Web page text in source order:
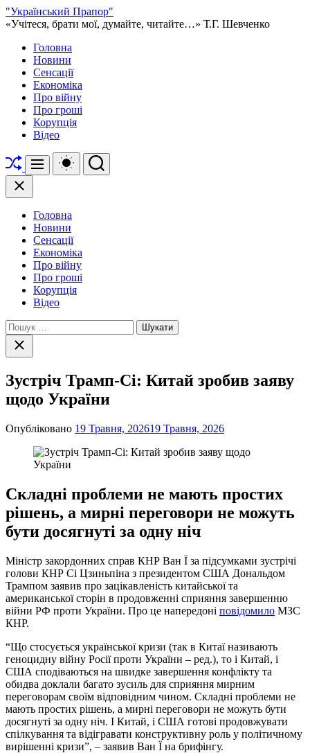
Перейти
до
"Український Прапор"
«Учітеся, брати мої, думайте, читайте…» Т.Г. Шевченко
Головна
Новини
Сенсації
Економіка
Про війну
Про гроші
Корупція
Відео
Перетасувати
Меню
Перемикач
кольорового
Пошук
Закрити
Головна
Новини
Сенсації
Економіка
Про війну
Про гроші
Корупція
Відео
Пошук:
Закрити
пошук
Зустріч Трамп-Сі: Китай зробив заяву
щодо України
Опубліковано 19 Травня, 202619 Травня, 2026
Складні проблеми не мають простих
рішень, а мирні переговори не можуть
бути досягнуті за одну ніч
Міністр закордонних справ КНР Ван Ї за підсумками зустрічі
голови КНР Сі Цзиньпіна з президентом США Дональдом
Трампом заявив про зацікавленість китайської та
американської сторін в продовженні сприяння завершенню
війни РФ проти України. Про це напередоні повідомило МЗС
КНР.
“Що стосується української кризи (так в Китаї називають
геноцидну війну Росії проти України – ред.), то і Китай, і
США сподіваються на швидке завершення конфлікту та
обидва доклали багато зусиль для сприяння мирним
переговорам своїм відповідним чином. Складні проблеми не
мають простих рішень, а мирні переговори не можуть бути
досягнуті за одну ніч. І Китай, і США готові продовжувати
спілкування та відігравати конструктивну роль у політичному
вирішенні кризи”, – заявив Ван Ї на брифінгу.